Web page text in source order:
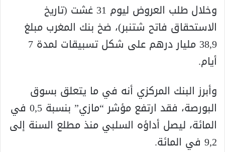
وخلال طلب العروض ليوم 31 غشت (تاريخ
الاستحقاق فاتح شتنبر)، ضخ بنك المغرب مبلغ
38,9 مليار درهم على شكل تسبيقات لمدة 7
أيام.
وأبرز البنك المركزي أنه في ما يتعلق بسوق
البورصة، فقد ارتفع مؤشر “مازي” بنسبة 0,5 في
المائة، ليصل أداؤه السلبي منذ مطلع السنة إلى
9,2 في المائة.